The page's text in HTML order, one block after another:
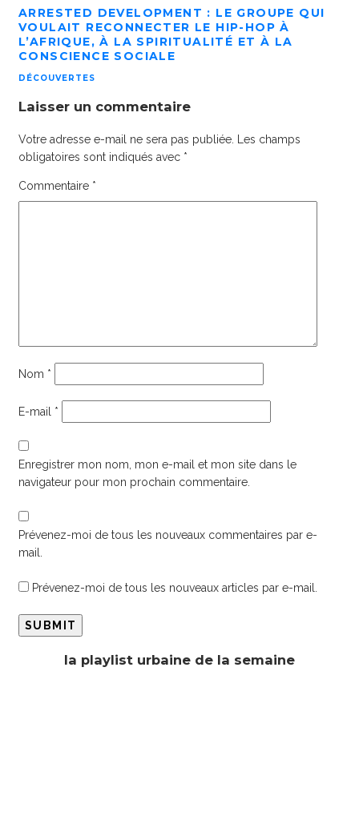
ARRESTED DEVELOPMENT : LE GROUPE QUI
VOULAIT RECONNECTER LE HIP-HOP À
L’AFRIQUE, À LA SPIRITUALITÉ ET À LA
CONSCIENCE SOCIALE
DÉCOUVERTES
Laisser un commentaire
Votre adresse e-mail ne sera pas publiée. Les champs
obligatoires sont indiqués avec *
Commentaire *
Nom *
E-mail *
Enregistrer mon nom, mon e-mail et mon site dans le
navigateur pour mon prochain commentaire.
Prévenez-moi de tous les nouveaux commentaires par e-
mail.
Prévenez-moi de tous les nouveaux articles par e-mail.
la playlist urbaine de la semaine